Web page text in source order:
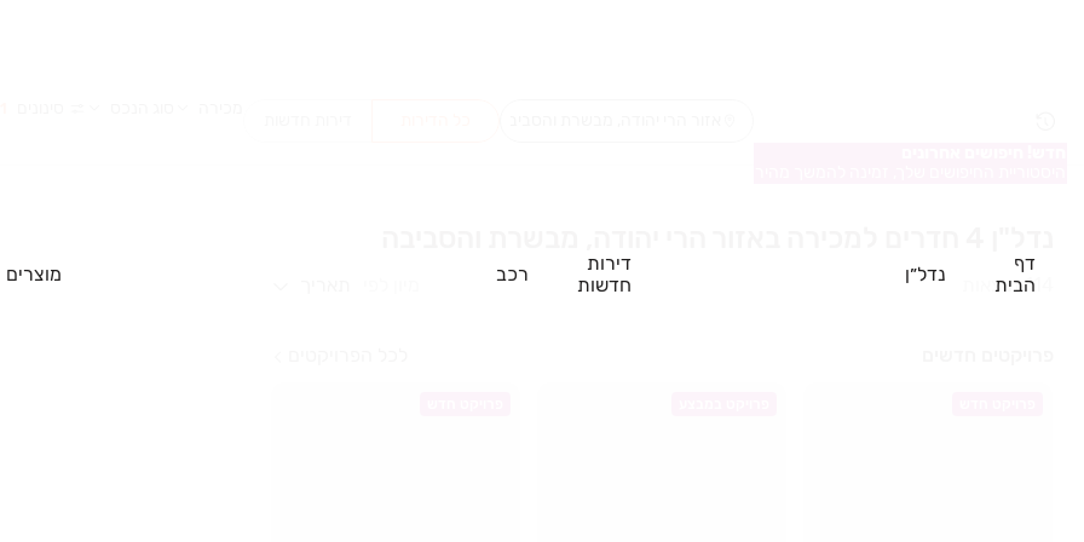
דף
הבית
נדל״ן
דירות
חדשות
רכב מוצרים 114 תוצאות